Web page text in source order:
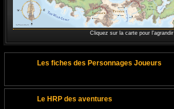
Cliquez sur la carte pour l'agrandir
Les fiches des Personnages Joueurs
Le HRP des aventures